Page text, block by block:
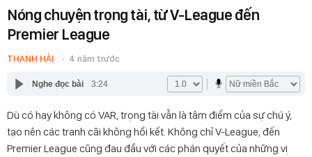
Nóng chuyện trọng tài, từ V-League đến
Premier League
THANH HẢI 4 năm trước
Nghe đọc bài 3:24
Dù có hay không có VAR, trọng tài vẫn là tâm điểm của sự chú ý,
tạo nên các tranh cãi không hồi kết. Không chỉ V-League, đến
Premier League cũng đau đầu với các phán quyết của những vị